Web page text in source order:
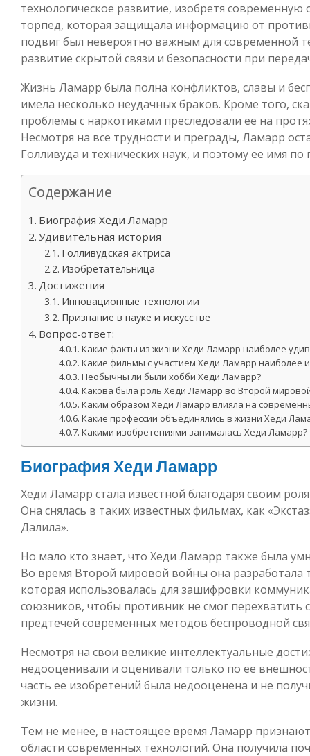
технологическое развитие, изобретя
торпед, которая защищала информацию от
подвиг был невероятно важным для современной
развитие скрытой связи и безопасности при
Жизнь Ламарр была полна конфликтов, славы и
имела несколько неудачных браков. Кроме того,
проблемы с наркотиками преследовали ее на
Несмотря на все трудности и преграды, Ламарр
Голливуда и технических наук, и поэтому ее имя
Содержание
Биография Хеди Ламарр
Удивительная история
Голливудская актриса
Изобретательница
Достижения
Инновационные технологии
Признание в науке и искусстве
Вопрос-ответ:
Какие факты из жизни Хеди Ламарр наиболее
Какие фильмы с участием Хеди Ламарр наиболее
Необычны ли были хобби Хеди Ламарр?
Какова была роль Хеди Ламарр во Второй
Каким образом Хеди Ламарр влияла на
Какие профессии объединялись в жизни Хеди
Какими изобретениями занималась Хеди Ламарр?
Биография Хеди Ламарр
Хеди Ламарр стала известной благодаря своим
Она снялась в таких известных фильмах, как
Далила».
Но мало кто знает, что Хеди Ламарр также была
Во время Второй мировой войны она разработала
которая использовалась для зашифровки
союзников, чтобы противник не смог перехватить
предтечей современных методов беспроводной
Несмотря на свои великие интеллектуальные
недооценивали и оценивали только по ее
часть ее изобретений была недооценена и не
жизни.
Тем не менее, в настоящее время Ламарр
области современных технологий. Она получила